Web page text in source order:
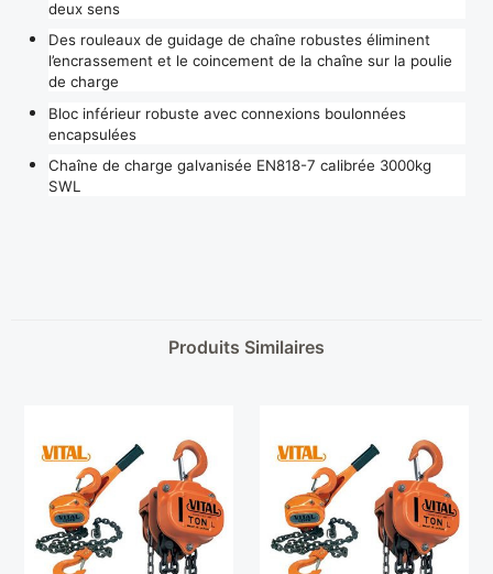
deux sens
Des rouleaux de guidage de chaîne robustes éliminent
l’encrassement et le coincement de la chaîne sur la poulie
de charge
Bloc inférieur robuste avec connexions boulonnées
encapsulées
Chaîne de charge galvanisée EN818-7 calibrée 3000kg
SWL
Produits Similaires